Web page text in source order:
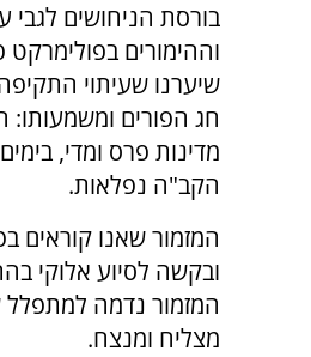
בורסת הניחושים
וההימורים
שיערנו שעיתוי
חג הפורים ומשמעותו:
מדינות פרס ומדי,
הקב"ה נפלאות.
המזמור שאנו קוראים
ובקשה לסיוע אלוקי
המזמור נדמה למתפלל
מצליח ומנצח.